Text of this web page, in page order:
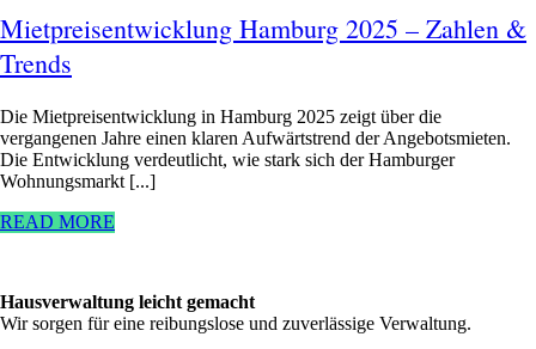
Mietpreisentwicklung Hamburg 2025 – Zahlen &
Trends
Die Mietpreisentwicklung in Hamburg 2025 zeigt über die
vergangenen Jahre einen klaren Aufwärtstrend der Angebotsmieten.
Die Entwicklung verdeutlicht, wie stark sich der Hamburger
Wohnungsmarkt [...]
READ MORE
Hausverwaltung leicht gemacht
Wir sorgen für eine reibungslose und zuverlässige Verwaltung.